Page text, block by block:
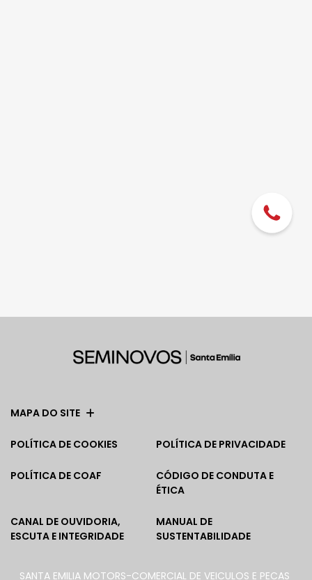
MAPA DO SITE
POLÍTICA DE COOKIES POLÍTICA DE PRIVACIDADE
POLÍTICA DE COAF
CÓDIGO DE CONDUTA E
ÉTICA
CANAL DE OUVIDORIA,
ESCUTA E INTEGRIDADE
MANUAL DE
SUSTENTABILIDADE
SANTA EMILIA MOTORS-COMERCIAL DE VEICULOS E PECAS